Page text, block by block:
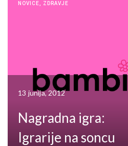
NOVICE ZDRAVJE
13 junija, 2012
Nagradna igra:
Igrarije na soncu